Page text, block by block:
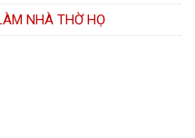
NHÀ THỜ HỌ